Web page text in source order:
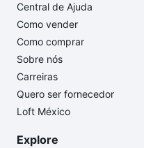
Central de Ajuda
Como vender
Como comprar
Sobre nós
Carreiras
Quero ser fornecedor
Loft México
Explore